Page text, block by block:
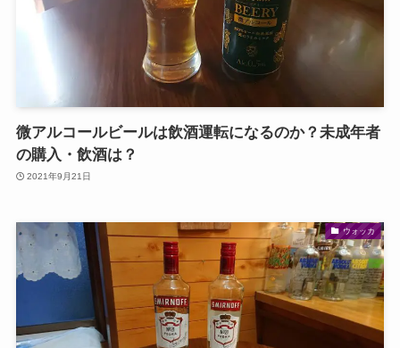
微アルコールビールは飲酒運転になるのか？未成年者
の購入・飲酒は？
2021年9月21日
ウォッカ